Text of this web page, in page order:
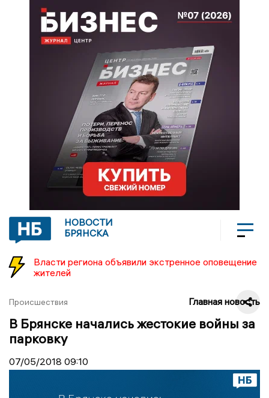
НОВОСТИ
БРЯНСКА
Власти региона объявили экстренное оповещение
жителей
Происшествия Главная новость
В Брянске начались жестокие войны за
парковку
07/05/2018 09:10